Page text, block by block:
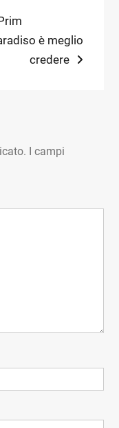
è meglio
credere
I campi